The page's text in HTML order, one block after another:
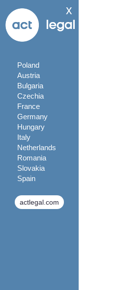
x
Poland
Austria
Bulgaria
Czechia
France
Germany
Hungary
Italy
Netherlands
Romania
Slovakia
Spain
actlegal.com